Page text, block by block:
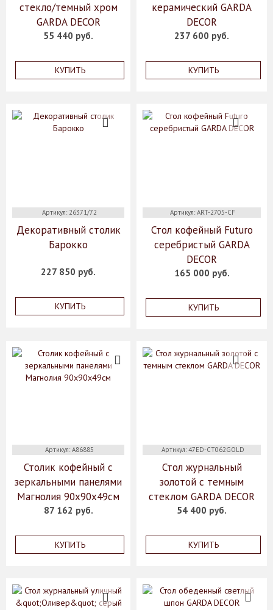
стекло/темный хром
GARDA DECOR
55 440 руб.
КУПИТЬ
керамический GARDA
DECOR
237 600 руб.
КУПИТЬ
Артикул: 26371/72
Декоративный столик
Барокко
227 850 руб.
КУПИТЬ
Артикул: ART-2705-CF
Стол кофейный Futuro
серебристый GARDA
DECOR
165 000 руб.
КУПИТЬ
Артикул: A86885
Столик кофейный с
зеркальными панелями
Магнолия 90х90х49см
87 162 руб.
КУПИТЬ
Артикул: 47ED-CT062GOLD
Стол журнальный
золотой с темным
стеклом GARDA DECOR
54 400 руб.
КУПИТЬ